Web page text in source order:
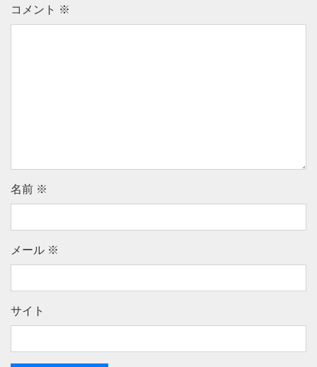
コメント ※
名前 ※
メール ※
サイト